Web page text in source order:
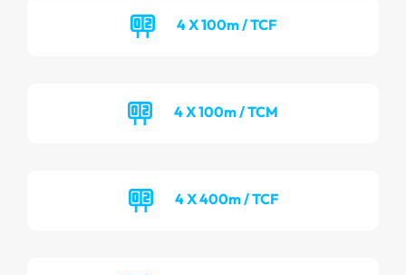
4 X 100m / TCF
4 X 100m / TCM
4 X 400m / TCF